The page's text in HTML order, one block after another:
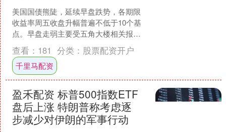
美国国债熊陡，延续早盘跌势，各期限
收益率周五收盘升幅普遍不低于10个基
点。早盘走弱主要受五角大楼相关报道
影响，报道称五角大楼正向中东派遣三
艘军舰并增派数千名海军....
查看： 181 分类： 股票配资开户
千里马配资
盈禾配资 标普500指数ETF
盘后上涨 特朗普称考虑逐
步减少对伊朗的军事行动